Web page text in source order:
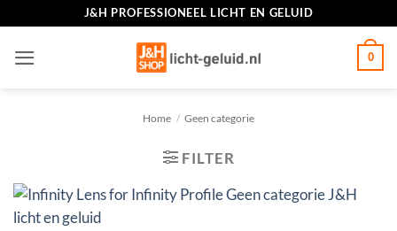
inhoud
J&H PROFESSIONEEL LICHT EN GELUID
0
Home / Geen categorie
FILTER